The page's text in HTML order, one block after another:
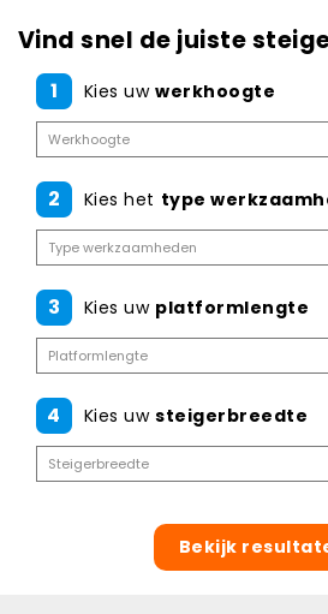
Vind snel de juiste
1 Kies uw werkhoogte
2 Kies het type
3 Kies uw platformlengte
4 Kies uw steigerbreedte
Bekijk